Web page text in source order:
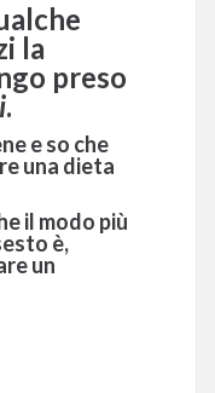
la
preso
.
e so che
una dieta
il modo più
è,
un